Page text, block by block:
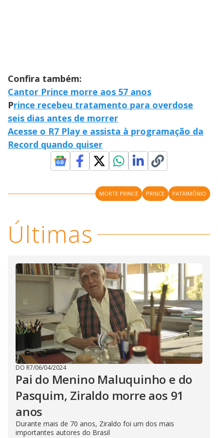
Confira também:
Cantor Prince morre aos 57 anos
Prince recebeu tratamento para overdose
seis dias antes de morrer
Acesse o R7 Play e assista à programação da
Record quando quiser
MORTE PRINCE PRINCE PATRIMÔNIO
Últimas
DO R7/06/04/2024
Pai do Menino Maluquinho e do
Pasquim, Ziraldo morre aos 91
anos
Durante mais de 70 anos, Ziraldo foi um dos mais
importantes autores do Brasil